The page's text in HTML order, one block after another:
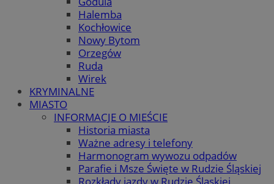
Halemba
Kochłowice
Nowy Bytom
Orzegów
Ruda
Wirek
KRYMINALNE
MIASTO
INFORMACJE O MIEŚCIE
Historia miasta
Ważne adresy i telefony
Harmonogram wywozu odpadów
Parafie i Msze Święte w Rudzie Śląskiej